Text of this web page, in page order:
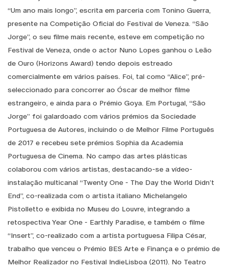
“Um ano mais longo”, escrita em parceria com Tonino Guerra,
presente na Competição Oficial do Festival de Veneza. “São
Jorge”, o seu filme mais recente, esteve em competição no
Festival de Veneza, onde o actor Nuno Lopes ganhou o Leão
de Ouro (Horizons Award) tendo depois estreado
comercialmente em vários países. Foi, tal como “Alice”, pré-
seleccionado para concorrer ao Óscar de melhor filme
estrangeiro, e ainda para o Prémio Goya. Em Portugal, “São
Jorge” foi galardoado com vários prémios da Sociedade
Portuguesa de Autores, incluindo o de Melhor Filme Português
de 2017 e recebeu sete prémios Sophia da Academia
Portuguesa de Cinema. No campo das artes plásticas
colaborou com vários artistas, destacando-se a vídeo-
instalação multicanal “Twenty One - The Day the World Didn’t
End”, co-realizada com o artista italiano Michelangelo
Pistolletto e exibida no Museu do Louvre, integrando a
retospectiva Year One - Earthly Paradise, e também o filme
“Insert”, co-realizado com a artista portuguesa Filipa César,
trabalho que venceu o Prémio BES Arte e Finança e o prémio de
Melhor Realizador no Festival IndieLisboa (2011). No Teatro